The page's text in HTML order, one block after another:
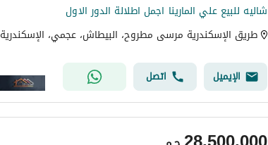
شاليه للبيع علي المارينا اجمل اطلالة الدور الاول
طريق الإسكندرية مرسى مطروح، البيطاش، عجمي، الإسكندرية
الإيميل اتصل